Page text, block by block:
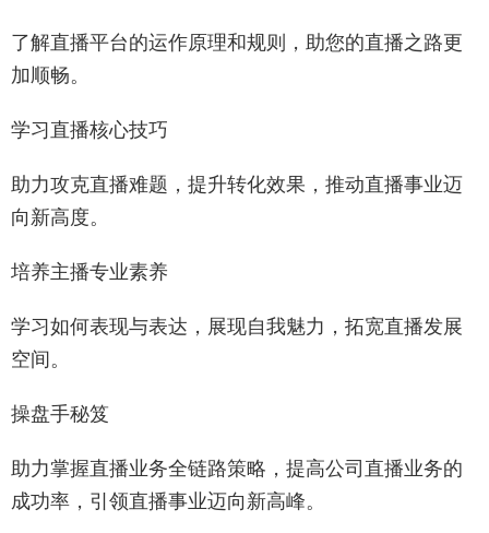
了解直播平台的运作原理和规则，助您的直播之路更
加顺畅。
学习直播核心技巧
助力攻克直播难题，提升转化效果，推动直播事业迈
向新高度。
培养主播专业素养
学习如何表现与表达，展现自我魅力，拓宽直播发展
空间。
操盘手秘笈
助力掌握直播业务全链路策略，提高公司直播业务的
成功率，引领直播事业迈向新高峰。